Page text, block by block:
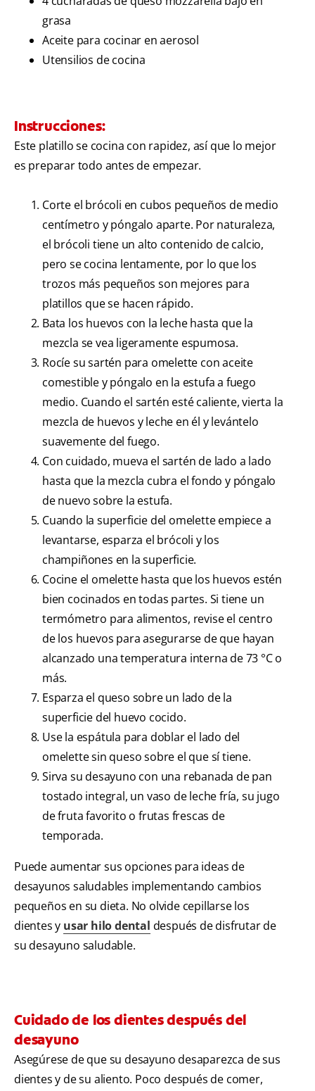
grasa
Aceite para cocinar en aerosol
Utensilios de cocina
Instrucciones:
Este platillo se cocina con rapidez, así que lo mejor
es preparar todo antes de empezar.
Corte el brócoli en cubos pequeños de medio
centímetro y póngalo aparte. Por naturaleza,
el brócoli tiene un alto contenido de calcio,
pero se cocina lentamente, por lo que los
trozos más pequeños son mejores para
platillos que se hacen rápido.
Bata los huevos con la leche hasta que la
mezcla se vea ligeramente espumosa.
Rocíe su sartén para omelette con aceite
comestible y póngalo en la estufa a fuego
medio. Cuando el sartén esté caliente, vierta la
mezcla de huevos y leche en él y levántelo
suavemente del fuego.
Con cuidado, mueva el sartén de lado a lado
hasta que la mezcla cubra el fondo y póngalo
de nuevo sobre la estufa.
Cuando la superficie del omelette empiece a
levantarse, esparza el brócoli y los
champiñones en la superficie.
Cocine el omelette hasta que los huevos estén
bien cocinados en todas partes. Si tiene un
termómetro para alimentos, revise el centro
de los huevos para asegurarse de que hayan
alcanzado una temperatura interna de 73 °C o
más.
Esparza el queso sobre un lado de la
superficie del huevo cocido.
Use la espátula para doblar el lado del
omelette sin queso sobre el que sí tiene.
Sirva su desayuno con una rebanada de pan
tostado integral, un vaso de leche fría, su jugo
de fruta favorito o frutas frescas de
temporada.
Puede aumentar sus opciones para ideas de
desayunos saludables implementando cambios
pequeños en su dieta. No olvide cepillarse los
dientes y usar hilo dental después de disfrutar de
su desayuno saludable.
Cuidado de los dientes después del
desayuno
Asegúrese de que su desayuno desaparezca de sus
dientes y de su aliento. Poco después de comer,